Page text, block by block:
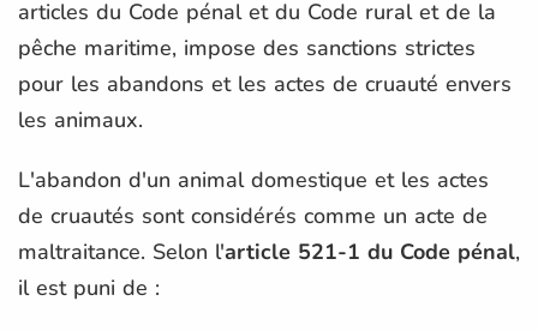
articles du Code pénal et du Code rural et de la
pêche maritime, impose des sanctions strictes
pour les abandons et les actes de cruauté envers
les animaux.
L'abandon d'un animal domestique et les actes
de cruautés sont considérés comme un acte de
maltraitance. Selon l'article 521-1 du Code pénal,
il est puni de :